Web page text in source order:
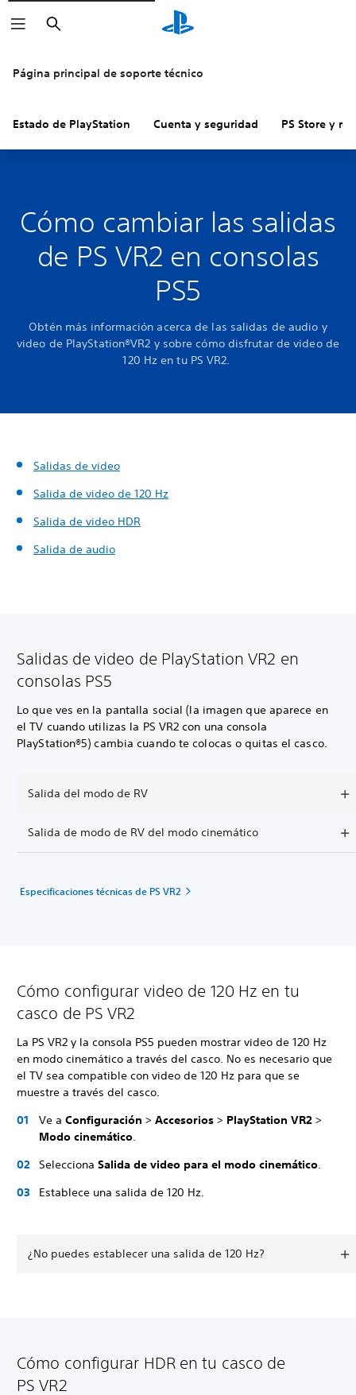
Buscar
Página principal de soporte técnico
Estado de PlayStation Cuenta y seguridad PS Store y
Cómo cambiar las salidas
de PS VR2 en consolas
PS5
Obtén más información acerca de las salidas de audio y
video de PlayStation®VR2 y sobre cómo disfrutar de video de
120 Hz en tu PS VR2.
Salidas de video
Salida de video de 120 Hz
Salida de video HDR
Salida de audio
Salidas de video de PlayStation VR2 en
consolas PS5
Lo que ves en la pantalla social (la imagen que aparece en
el TV cuando utilizas la PS VR2 con una consola
PlayStation®5) cambia cuando te colocas o quitas el casco.
Salida del modo de RV
Salida de modo de RV del modo cinemático
Especificaciones técnicas de PS VR2
Cómo configurar video de 120 Hz en tu
casco de PS VR2
La PS VR2 y la consola PS5 pueden mostrar video de 120 Hz
en modo cinemático a través del casco. No es necesario que
el TV sea compatible con video de 120 Hz para que se
muestre a través del casco.
Ve a Configuración > Accesorios > PlayStation VR2 >
Modo cinemático.
Selecciona Salida de video para el modo cinemático.
Establece una salida de 120 Hz.
¿No puedes establecer una salida de 120 Hz?
Cómo configurar HDR en tu casco de
PS VR2